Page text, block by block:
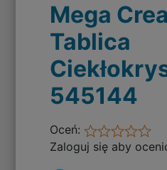
Mega
Tablica
545144
Oceń:
Zaloguj się aby